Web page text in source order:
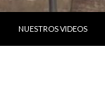
NUESTROS VIDEOS